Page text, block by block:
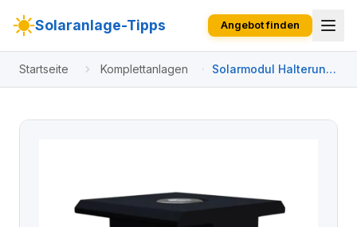
Solaranlage-Tipps Angebot finden
Startseite Komplettanlagen
Solarmodul Halterung
12 cm Trapezblech für